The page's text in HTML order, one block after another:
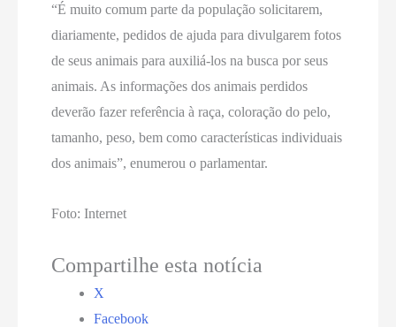
“É muito comum parte da população solicitarem,
diariamente, pedidos de ajuda para divulgarem fotos
de seus animais para auxiliá-los na busca por seus
animais. As informações dos animais perdidos
deverão fazer referência à raça, coloração do pelo,
tamanho, peso, bem como características individuais
dos animais”, enumerou o parlamentar.
Foto: Internet
Compartilhe esta notícia
X
Facebook